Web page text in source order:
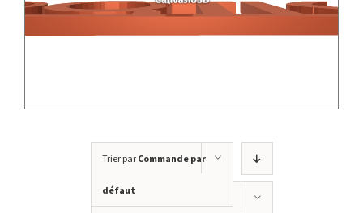
Trier par Commande par
défaut